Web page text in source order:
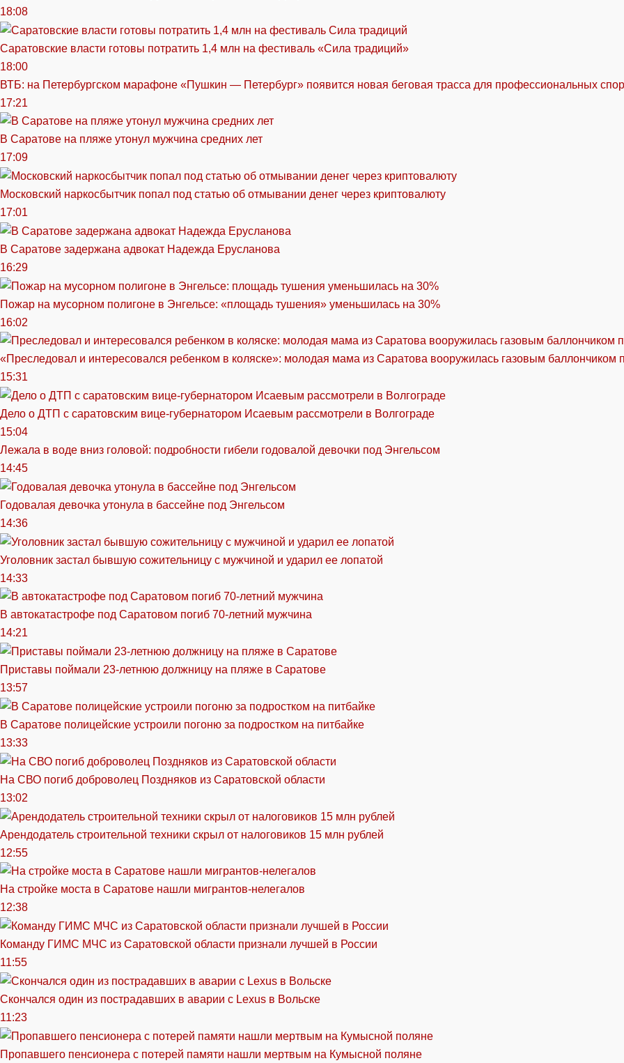
18:08
Саратовские власти готовы потратить 1,4 млн на фестиваль «Сила традиций»
18:00
ВТБ: на Петербургском марафоне «Пушкин — Петербург» появится новая беговая трасса для профессиональных
17:21
В Саратове на пляже утонул мужчина средних лет
17:09
Московский наркосбытчик попал под статью об отмывании денег через криптовалюту
17:01
В Саратове задержана адвокат Надежда Ерусланова
16:29
Пожар на мусорном полигоне в Энгельсе: «площадь тушения» уменьшилась на 30%
16:02
«Преследовал и интересовался ребенком в коляске»: молодая мама из Саратова вооружилась газовым баллончиком
15:31
Дело о ДТП с саратовским вице-губернатором Исаевым рассмотрели в Волгограде
15:04
Лежала в воде вниз головой: подробности гибели годовалой девочки под Энгельсом
14:45
Годовалая девочка утонула в бассейне под Энгельсом
14:36
Уголовник застал бывшую сожительницу с мужчиной и ударил ее лопатой
14:33
В автокатастрофе под Саратовом погиб 70-летний мужчина
14:21
Приставы поймали 23-летнюю должницу на пляже в Саратове
13:57
В Саратове полицейские устроили погоню за подростком на питбайке
13:33
На СВО погиб доброволец Поздняков из Саратовской области
13:02
Арендодатель строительной техники скрыл от налоговиков 15 млн рублей
12:55
На стройке моста в Саратове нашли мигрантов-нелегалов
12:38
Команду ГИМС МЧС из Саратовской области признали лучшей в России
11:55
Скончался один из пострадавших в аварии c Lexus в Вольске
11:23
Пропавшего пенсионера с потерей памяти нашли мертвым на Кумысной поляне